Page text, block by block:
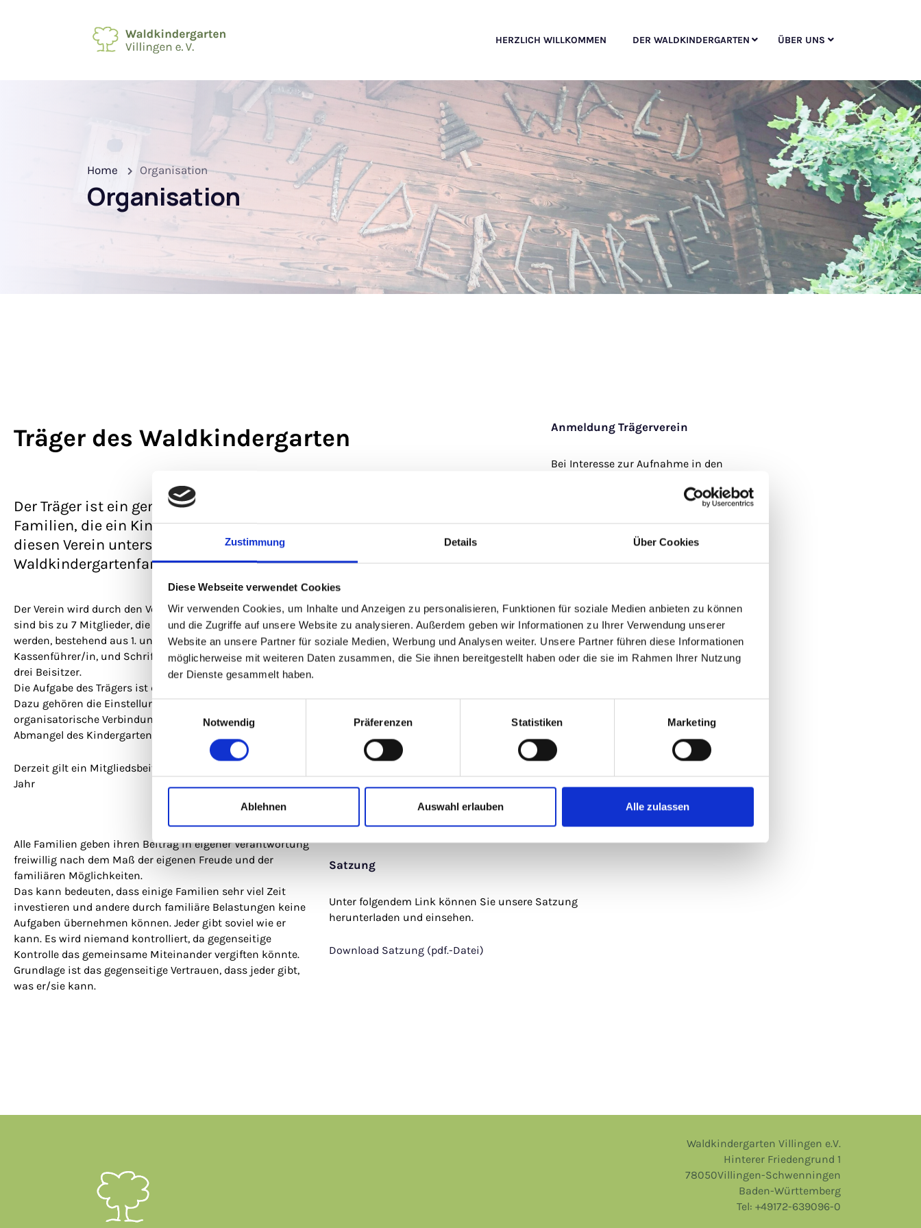
Zustimmung Details Über Cookies
Diese Webseite verwendet Cookies
Wir verwenden Cookies, um Inhalte und Anzeigen zu personalisieren, Funktionen für soziale Medien anbieten zu können
und die Zugriffe auf unsere Website zu analysieren. Außerdem geben wir Informationen zu Ihrer Verwendung unserer
Website an unsere Partner für soziale Medien, Werbung und Analysen weiter. Unsere Partner führen diese Informationen
möglicherweise mit weiteren Daten zusammen, die Sie ihnen bereitgestellt haben oder die sie im Rahmen Ihrer Nutzung
der Dienste gesammelt haben.
Einwilligungsauswahl
Notwendig
Präferenzen Statistiken Marketing
Ablehnen Auswahl erlauben Alle zulassen
HERZLICH WILLKOMMEN DER WALDKINDERGARTEN ÜBER UNS
Home Organisation
Organisation
Träger des Waldkindergarten
Der Träger ist ein gemeinnütziger eingetragener Verein. Mitglieder sind alle
Familien, die ein Kind im Waldkindergarten haben und auch Menschen, die
diesen Verein unterstützen wollen, z. B. frühere oder zukünftige
Waldkindergartenfamilien.
Anmeldung Trägerverein
Bei Interesse zur Aufnahme in den
Anfrage ein Anmeldeformular zu.
info@wald-kindergarten.de
Der Verein wird durch den Vorstand vertreten. Im Vorstand
sind bis zu 7 Mitglieder, die satzungsgemäß gewählt
werden, bestehend aus 1. und 2. Vorsitzende/n,
Kassenführer/in, und Schriftführer/in und möglich bis zu
drei Beisitzer.
Die Aufgabe des Trägers ist die Organisation des Betriebes.
Dazu gehören die Einstellung der Erzieher*innen und die
organisatorische Verbindung zur Stadt, die den gesamten
Abmangel des Kindergartens bezahlt.
Derzeit gilt ein Mitgliedsbeitrag von 30,- € pro Familie pro
Jahr
Die Familien, in ihrer Eigenschaft als Mitglieder des
Trägervereins, verpflichten sich, den Waldkindergarten
ehrenamtlich nach ihren Möglichkeiten zu unterstützen bei
vielfältigen Aufgaben, die nicht von der Stadt bezahlt
Alle Familien geben ihren Beitrag in eigener Verantwortung
freiwillig nach dem Maß der eigenen Freude und der
familiären Möglichkeiten.
Das kann bedeuten, dass einige Familien sehr viel Zeit
investieren und andere durch familiäre Belastungen keine
Aufgaben übernehmen können. Jeder gibt soviel wie er
kann. Es wird niemand kontrolliert, da gegenseitige
Kontrolle das gemeinsame Miteinander vergiften könnte.
Grundlage ist das gegenseitige Vertrauen, dass jeder gibt,
was er/sie kann.
Satzung
Unter folgendem Link können Sie unsere Satzung
herunterladen und einsehen.
Download Satzung (pdf.-Datei)
Waldkindergarten Villingen e.V.
Hinterer Friedengrund 1
78050Villingen-Schwenningen
Baden-Württemberg
Tel: +49172-639096-0